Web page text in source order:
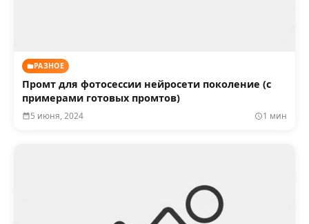
РАЗНОЕ
Промт для фотосессии нейросети поколение (с
примерами готовых промтов)
5 июня, 2024 1 мин